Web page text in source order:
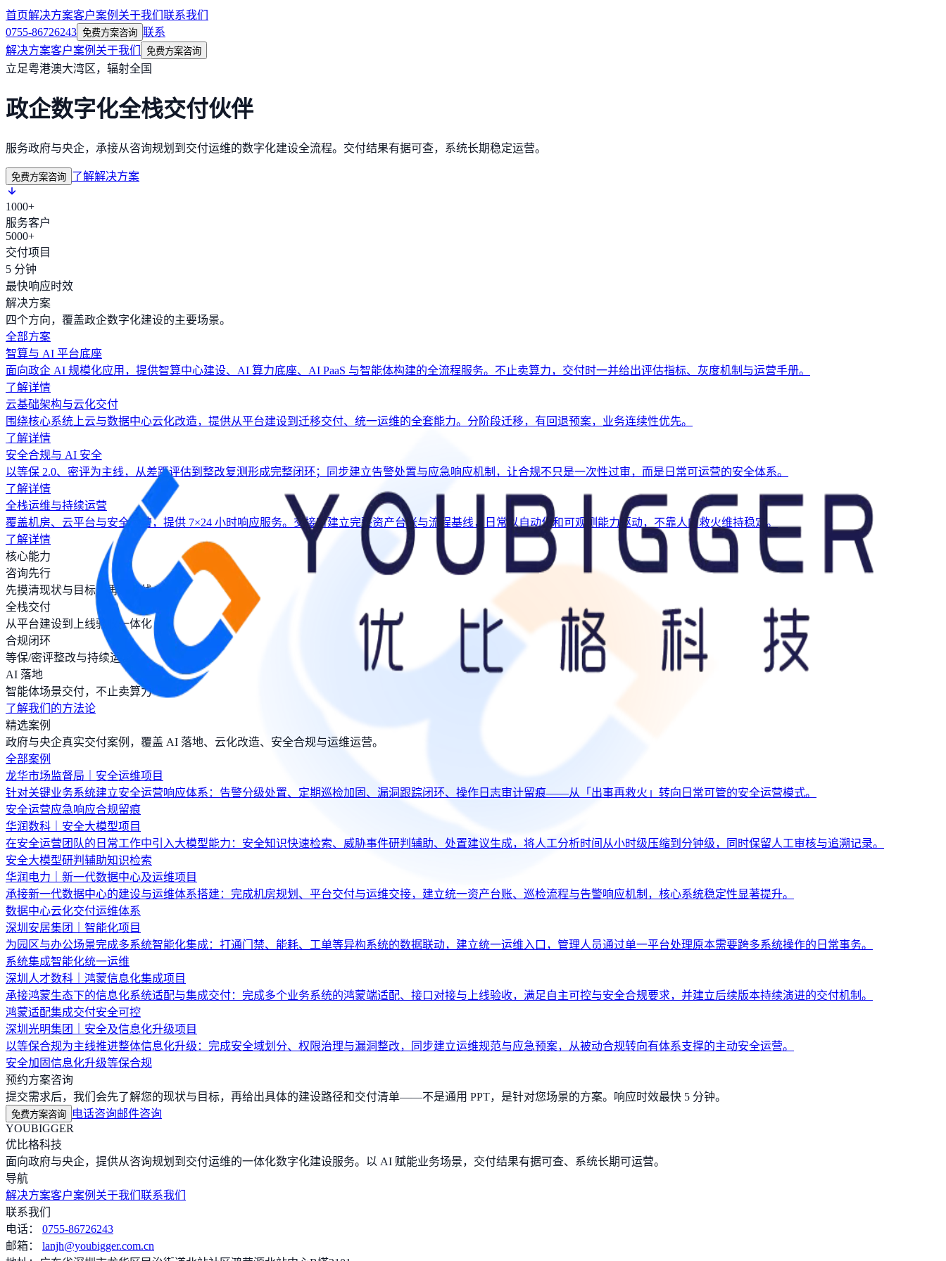
首页解决方案客户案例 关于我们 联系我们
0755-86726243 免费方案咨询 联系
解决方案客户案例 关于我们 免费方案咨询
立足粤港澳大湾区，辐射全国
政企数字化全栈交付伙伴
服务政府与央企，承接从咨询规划到交付运维的数字化建设全流程。交付结果有据可查，系统长期稳定运营。
免费方案咨询 了解解决方案
1000+
服务客户
5000+
交付项目
5 分钟
最快响应时效
解决方案
四个方向，覆盖政企数字化建设的主要场景。
全部方案
智算与 AI 平台底座
面向政企 AI 规模化应用，提供智算中心建设、AI 算力底座、AI PaaS 与智能体构建的全流程服务。不止卖算力，交付时一并给出评估指标、灰度机制与运营手册。
了解详情
云基础架构与云化交付
围绕核心系统上云与数据中心云化改造，提供从平台建设到迁移交付、统一运维的全套能力。分阶段迁移，有回退预案，业务连续性优先。
了解详情
安全合规与 AI 安全
以等保 2.0、密评为主线，从差距评估到整改复测形成完整闭环；同步建立告警处置与应急响应机制，让合规不只是一次性过审，而是日常可运营的安全体系。
了解详情
全栈运维与持续运营
覆盖机房、云平台与安全运营，提供 7×24 小时响应服务。交接时建立完整资产台账与流程基线，日常以自动化和可观测能力驱动，不靠人肉救火维持稳定。
了解详情
核心能力
咨询先行
先摸清现状与目标，再给路线
全栈交付
从平台建设到上线验收一体化
合规闭环
等保/密评整改与持续运营
AI 落地
智能体场景交付，不止卖算力
了解我们的方法论
精选案例
政府与央企真实交付案例，覆盖 AI 落地、云化改造、安全合规与运维运营。
全部案例
龙华市场监督局｜安全运维项目
针对关键业务系统建立安全运营响应体系：告警分级处置、定期巡检加固、漏洞跟踪闭环、操作日志审计留痕——从「出事再救火」转向日常可管的安全运营模式。
安全运营应急响应合规留痕
华润数科｜安全大模型项目
在安全运营团队的日常工作中引入大模型能力：安全知识快速检索、威胁事件研判辅助、处置建议生成，将人工分析时间从小时级压缩到分钟级，同时保留人工审核与追溯记录。
安全大模型研判辅助知识检索
华润电力｜新一代数据中心及运维项目
承接新一代数据中心的建设与运维体系搭建：完成机房规划、平台交付与运维交接，建立统一资产台账、巡检流程与告警响应机制，核心系统稳定性显著提升。
数据中心云化交付运维体系
深圳安居集团｜智能化项目
为园区与办公场景完成多系统智能化集成：打通门禁、能耗、工单等异构系统的数据联动，建立统一运维入口，管理人员通过单一平台处理原本需要跨多系统操作的日常事务。
系统集成智能化统一运维
深圳人才数科｜鸿蒙信息化集成项目
承接鸿蒙生态下的信息化系统适配与集成交付：完成多个业务系统的鸿蒙端适配、接口对接与上线验收，满足自主可控与安全合规要求，并建立后续版本持续演进的交付机制。
鸿蒙适配集成交付安全可控
深圳光明集团｜安全及信息化升级项目
以等保合规为主线推进整体信息化升级：完成安全域划分、权限治理与漏洞整改，同步建立运维规范与应急预案，从被动合规转向有体系支撑的主动安全运营。
安全加固信息化升级等保合规
预约方案咨询
提交需求后，我们会先了解您的现状与目标，再给出具体的建设路径和交付清单——不是通用 PPT，是针对您场景的方案。响应时效最快 5 分钟。
免费方案咨询 电话咨询邮件咨询
YOUBIGGER
优比格科技
面向政府与央企，提供从咨询规划到交付运维的一体化数字化建设服务。以 AI 赋能业务场景，交付结果有据可查、系统长期可运营。
导航
解决方案客户案例 关于我们 联系我们
联系我们
电话：
0755-86726243
邮箱：
lanjh@youbigger.com.cn